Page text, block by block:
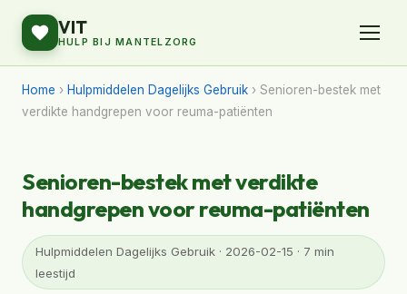
VIT
HULP BIJ MANTELZORG
Home › Hulpmiddelen Dagelijks Gebruik › Senioren-bestek met
verdikte handgrepen voor reuma-patiënten
Senioren-bestek met verdikte
handgrepen voor reuma-patiënten
Hulpmiddelen Dagelijks Gebruik · 2026-02-15 · 7 min
leestijd